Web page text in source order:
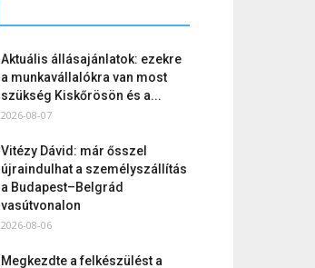
Aktuális állásajánlatok: ezekre
a munkavállalókra van most
szükség Kiskőrösön és a...
2026-08-07
Vitézy Dávid: már ősszel
újraindulhat a személyszállítás
a Budapest–Belgrád
vasútvonalon
2026-08-06
Megkezdte a felkészülést a